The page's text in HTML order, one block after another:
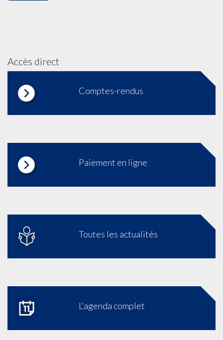
Accès direct
Comptes-rendus
Paiement en ligne
Toutes les actualités
L'agenda complet